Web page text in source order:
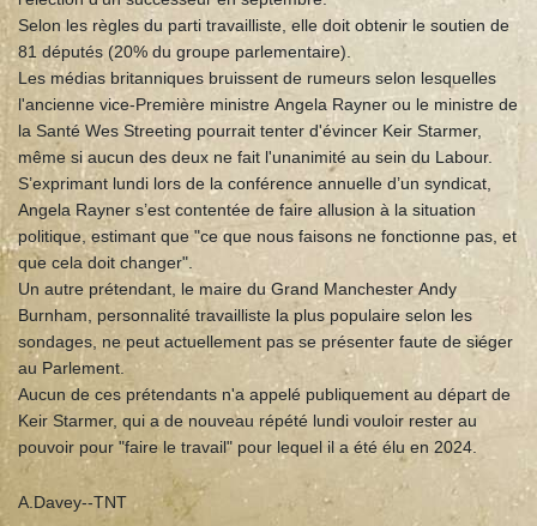
Selon les règles du parti travailliste, elle doit obtenir le soutien de
81 députés (20% du groupe parlementaire).
Les médias britanniques bruissent de rumeurs selon lesquelles
l'ancienne vice-Première ministre Angela Rayner ou le ministre de
la Santé Wes Streeting pourrait tenter d'évincer Keir Starmer,
même si aucun des deux ne fait l'unanimité au sein du Labour.
S’exprimant lundi lors de la conférence annuelle d’un syndicat,
Angela Rayner s’est contentée de faire allusion à la situation
politique, estimant que "ce que nous faisons ne fonctionne pas, et
que cela doit changer".
Un autre prétendant, le maire du Grand Manchester Andy
Burnham, personnalité travailliste la plus populaire selon les
sondages, ne peut actuellement pas se présenter faute de siéger
au Parlement.
Aucun de ces prétendants n'a appelé publiquement au départ de
Keir Starmer, qui a de nouveau répété lundi vouloir rester au
pouvoir pour "faire le travail" pour lequel il a été élu en 2024.
A.Davey--TNT